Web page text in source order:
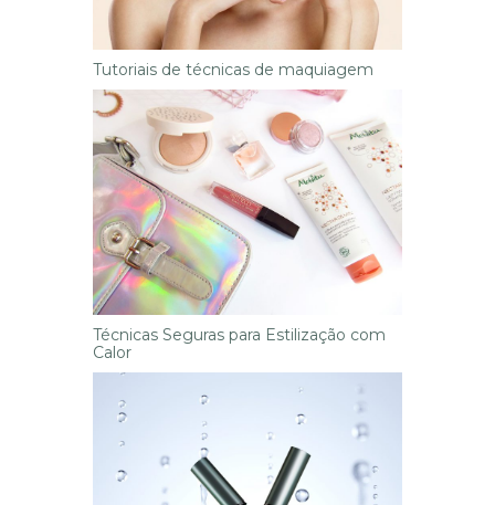
Tutoriais de técnicas de maquiagem
Técnicas Seguras para Estilização com
Calor